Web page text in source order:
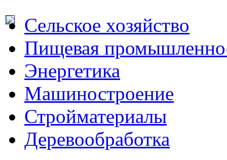
Сельское хозяйство
Пищевая
Энергетика
Машиностроение
Стройматериалы
Деревообработка